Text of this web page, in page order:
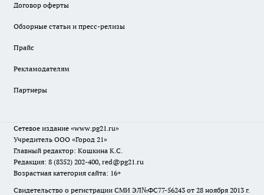
Договор оферты
Обзорные статьи и пресс-релизы
Прайс
Рекламодателям
Партнеры
Сетевое издание «www.pg21.ru»
Учредитель ООО «Город 21»
Главный редактор: Кошкина К.С.
Редакция: 8 (8352) 202-400, red@pg21.ru
Возрастная категория сайта: 16+
Свидетельство о регистрации СМИ ЭЛ№ФС77-56243 от 28 ноября 2013 г.